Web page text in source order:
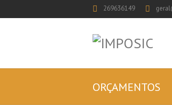
269636149
ORÇAMENTOS